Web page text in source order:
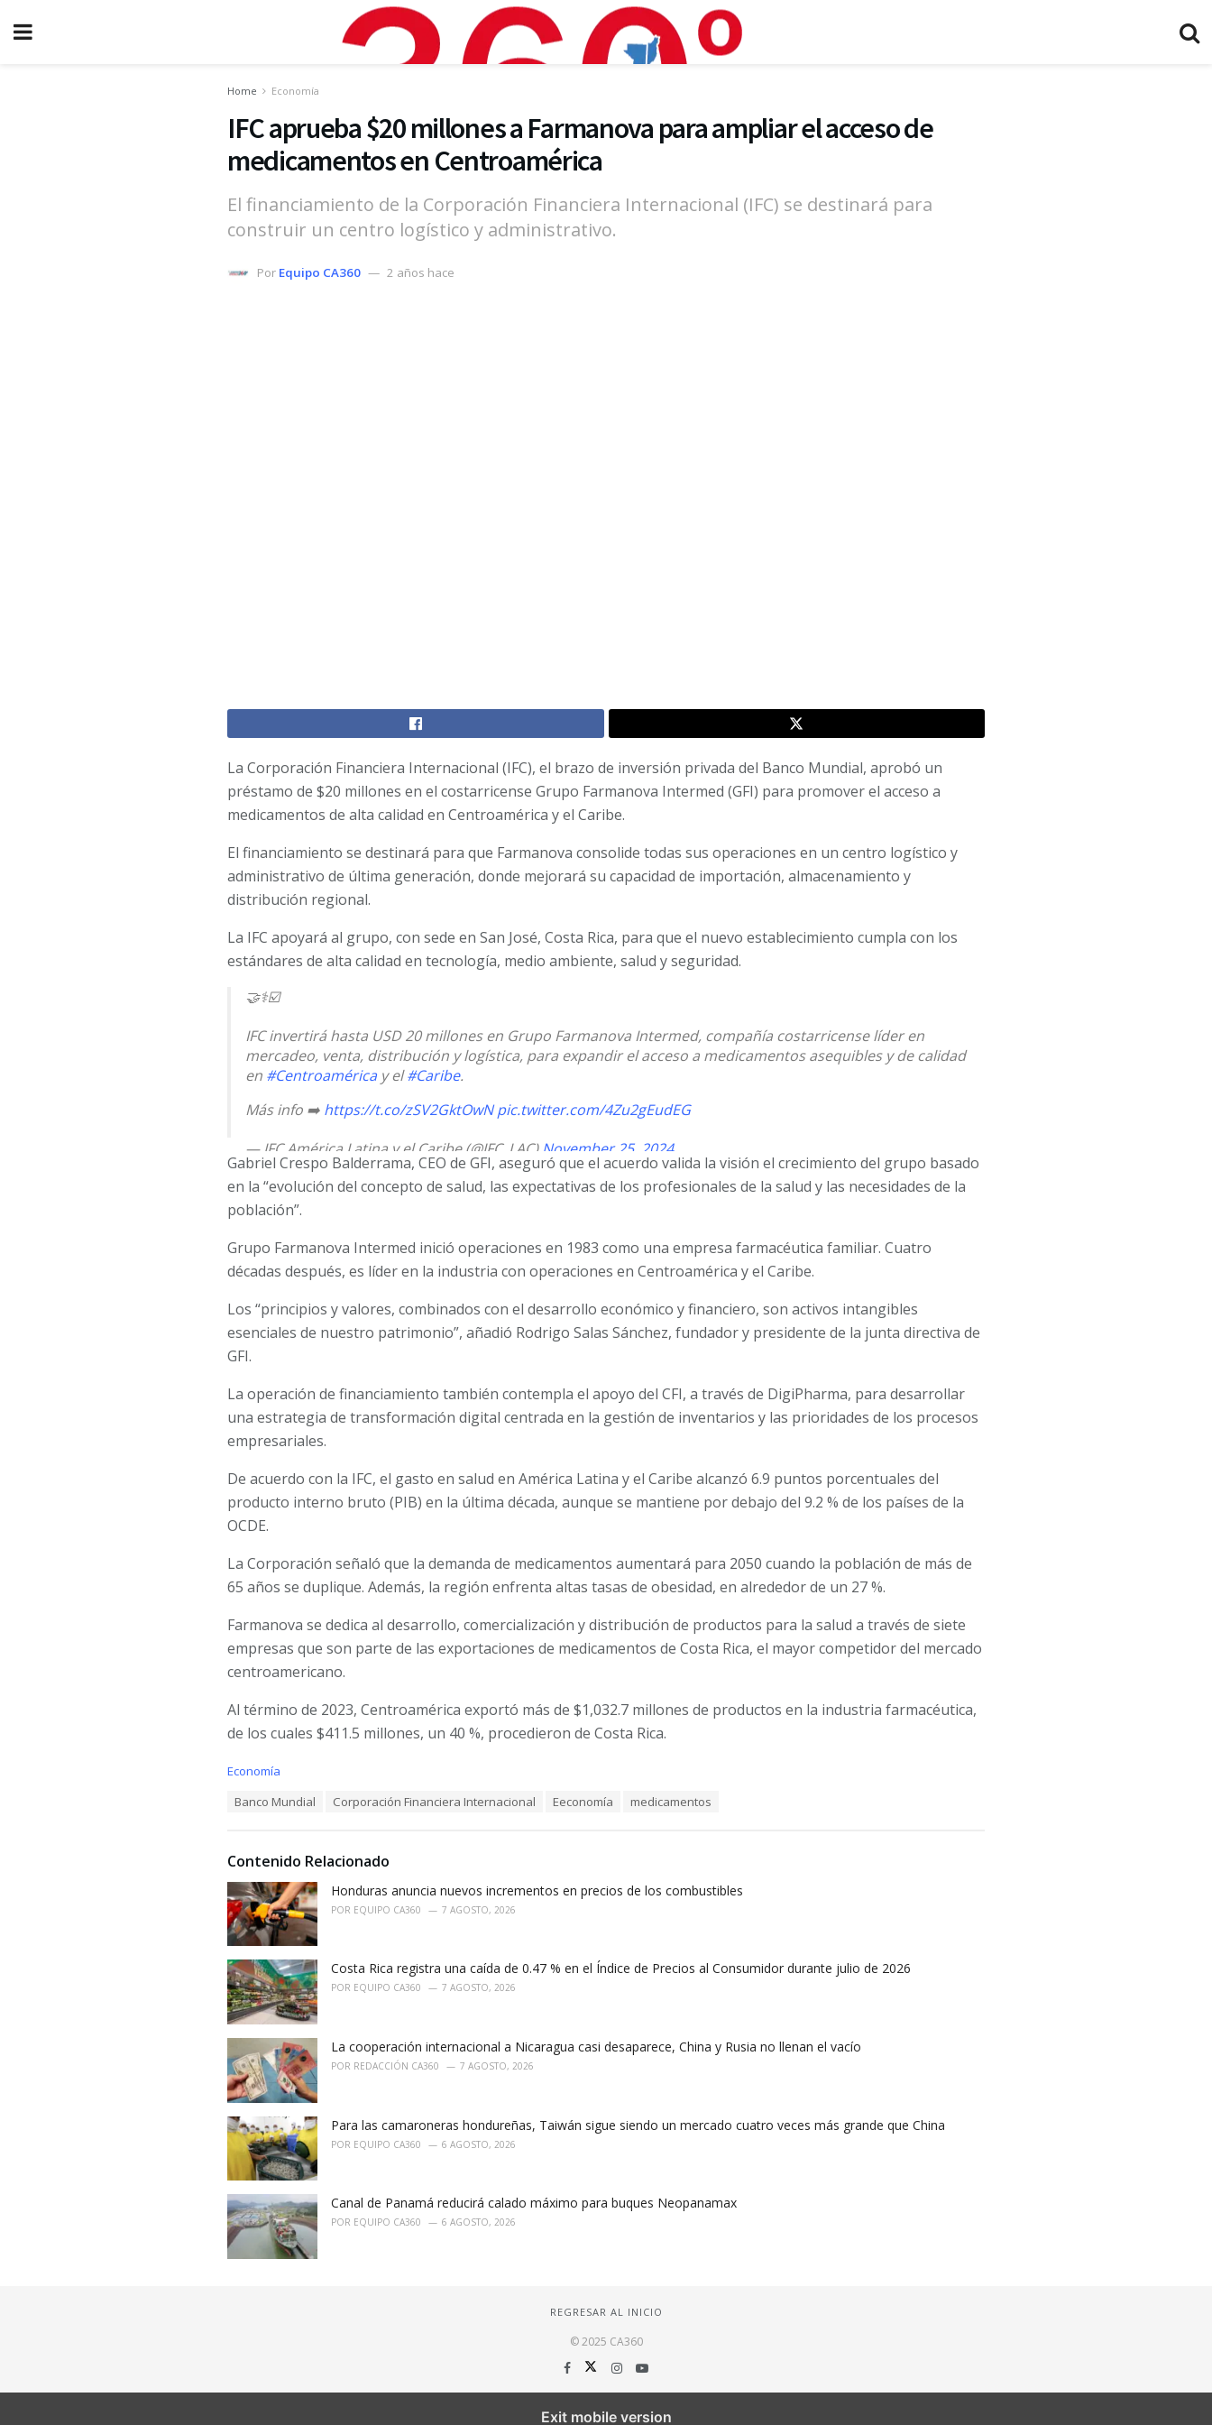
Home Economía
IFC aprueba $20 millones a Farmanova para ampliar el acceso de
medicamentos en Centroamérica
El financiamiento de la Corporación Financiera Internacional (IFC) se destinará para
construir un centro logístico y administrativo.
Por Equipo CA360 2 años hace
La Corporación Financiera Internacional (IFC), el brazo de inversión privada del Banco Mundial, aprobó un
préstamo de $20 millones en el costarricense Grupo Farmanova Intermed (GFI) para promover el acceso a
medicamentos de alta calidad en Centroamérica y el Caribe.
El financiamiento se destinará para que Farmanova consolide todas sus operaciones en un centro logístico y
administrativo de última generación, donde mejorará su capacidad de importación, almacenamiento y
distribución regional.
La IFC apoyará al grupo, con sede en San José, Costa Rica, para que el nuevo establecimiento cumpla con los
estándares de alta calidad en tecnología, medio ambiente, salud y seguridad.
🤝⚕️☑️
IFC invertirá hasta USD 20 millones en Grupo Farmanova Intermed, compañía costarricense líder en
mercadeo, venta, distribución y logística, para expandir el acceso a medicamentos asequibles y de calidad
en #Centroamérica y el#Caribe.
Más info ➡️ https://t.co/zSV2GktOwN pic.twitter.com/4Zu2gEudEG
— IFC América Latina y el Caribe (@IFC_LAC) November 25, 2024
Gabriel Crespo Balderrama, CEO de GFI, aseguró que el acuerdo valida la visión el crecimiento del grupo basado
en la “evolución del concepto de salud, las expectativas de los profesionales de la salud y las necesidades de la
población”.
Grupo Farmanova Intermed inició operaciones en 1983 como una empresa farmacéutica familiar. Cuatro
décadas después, es líder en la industria con operaciones en Centroamérica y el Caribe.
Los “principios y valores, combinados con el desarrollo económico y financiero, son activos intangibles
esenciales de nuestro patrimonio”, añadió Rodrigo Salas Sánchez, fundador y presidente de la junta directiva de
GFI.
La operación de financiamiento también contempla el apoyo del CFI, a través de DigiPharma, para desarrollar
una estrategia de transformación digital centrada en la gestión de inventarios y las prioridades de los procesos
empresariales.
De acuerdo con la IFC, el gasto en salud en América Latina y el Caribe alcanzó 6.9 puntos porcentuales del
producto interno bruto (PIB) en la última década, aunque se mantiene por debajo del 9.2 % de los países de la
OCDE.
La Corporación señaló que la demanda de medicamentos aumentará para 2050 cuando la población de más de
65 años se duplique. Además, la región enfrenta altas tasas de obesidad, en alrededor de un 27 %.
Farmanova se dedica al desarrollo, comercialización y distribución de productos para la salud a través de siete
empresas que son parte de las exportaciones de medicamentos de Costa Rica, el mayor competidor del mercado
centroamericano.
Al término de 2023, Centroamérica exportó más de $1,032.7 millones de productos en la industria farmacéutica,
de los cuales $411.5 millones, un 40 %, procedieron de Costa Rica.
C
r
i
e
s
:
Economía
:
Banco Mundial Corporación Financiera Internacional Eeconomía medicamentos
Contenido Relacionado
Honduras anuncia nuevos incrementos en precios de los combustibles
POR EQUIPO CA360 7 AGOSTO, 2026
Costa Rica registra una caída de 0.47 % en el Índice de Precios al Consumidor durante julio de 2026
POR EQUIPO CA360 7 AGOSTO, 2026
La cooperación internacional a Nicaragua casi desaparece, China y Rusia no llenan el vacío
POR REDACCIÓN CA360 7 AGOSTO, 2026
Para las camaroneras hondureñas, Taiwán sigue siendo un mercado cuatro veces más grande que China
POR EQUIPO CA360 6 AGOSTO, 2026
Canal de Panamá reducirá calado máximo para buques Neopanamax
POR EQUIPO CA360 6 AGOSTO, 2026
REGRESAR AL INICIO
© 2025 CA360
Exit mobile version